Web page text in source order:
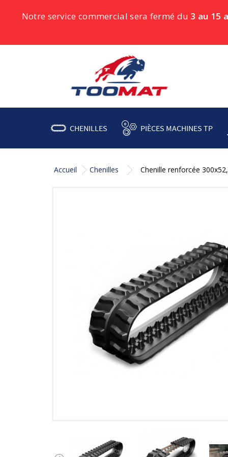
Notre service commercial sera fermé du 3 au 15
CHENILLES PIÈCES MACHINES TP
Accueil Chenilles Chenille renforcée